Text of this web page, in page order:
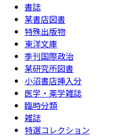
書誌
某書店図書
特殊出版物
東洋文庫
季刊国際政治
某研究所図書
小沼書店挿入分
医学・薬学雑誌
臨時分類
雑誌
特選コレクション